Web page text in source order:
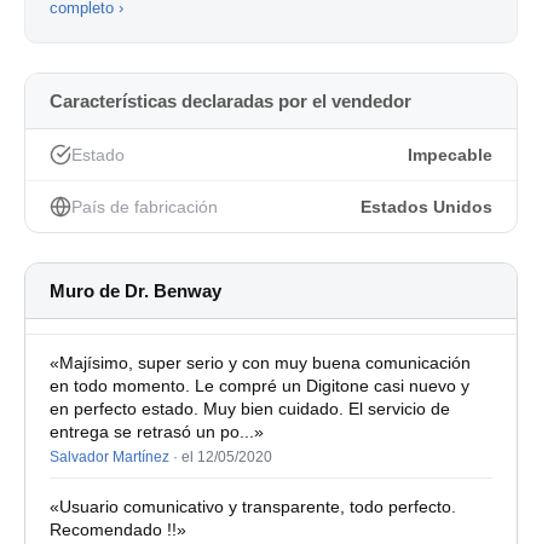
completo ›
Características declaradas por el vendedor
Estado Impecable
País de fabricación Estados Unidos
Muro de Dr. Benway
«Majísimo, super serio y con muy buena comunicación
en todo momento. Le compré un Digitone casi nuevo y
en perfecto estado. Muy bien cuidado. El servicio de
entrega se retrasó un po...»
Salvador Martínez · el 12/05/2020
«Usuario comunicativo y transparente, todo perfecto.
Recomendado !!»